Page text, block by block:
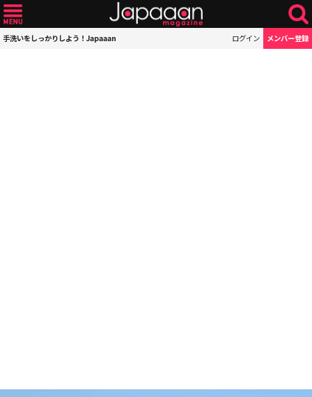
手洗いをしっかりしよう！Japaaan ログイン メンバー登録